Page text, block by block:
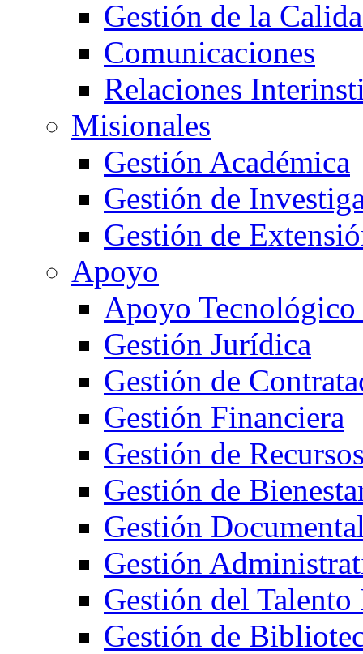
Gestión de la
Comunicaciones
Relaciones
Misionales
Gestión Académica
Gestión de
Gestión de
Apoyo
Apoyo
Gestión Jurídica
Gestión de
Gestión Financiera
Gestión de
Gestión de
Gestión
Gestión
Gestión del Talento
Gestión de